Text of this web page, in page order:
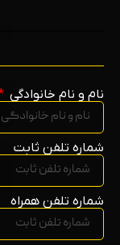
نام و نام خانوادگی
شماره تلفن ثابت
شماره تلفن همراه